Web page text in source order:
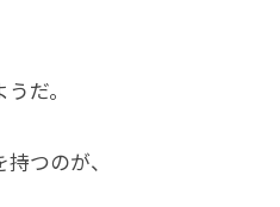
だ。
つのが、